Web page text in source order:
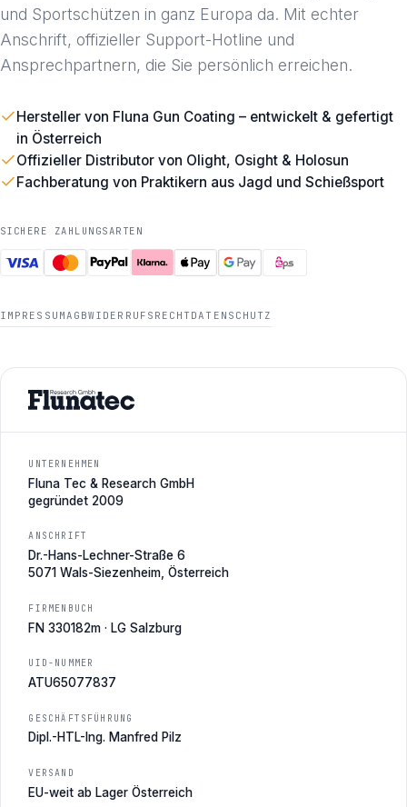
und Sportschützen in ganz Europa da. Mit echter
Anschrift, offizieller Support-Hotline und
Ansprechpartnern, die Sie persönlich erreichen.
Hersteller von Fluna Gun Coating – entwickelt & gefertigt
in Österreich
Offizieller Distributor von Olight, Osight & Holosun
Fachberatung von Praktikern aus Jagd und Schießsport
SICHERE ZAHLUNGSARTEN
IMPRESSUM AGBWIDERRUFSRECHT DATENSCHUTZ
UNTERNEHMEN
Fluna Tec & Research GmbH
gegründet 2009
ANSCHRIFT
Dr.-Hans-Lechner-Straße 6
5071 Wals-Siezenheim, Österreich
FIRMENBUCH
FN 330182m · LG Salzburg
UID-NUMMER
ATU65077837
GESCHÄFTSFÜHRUNG
Dipl.-HTL-Ing. Manfred Pilz
VERSAND
EU-weit ab Lager Österreich